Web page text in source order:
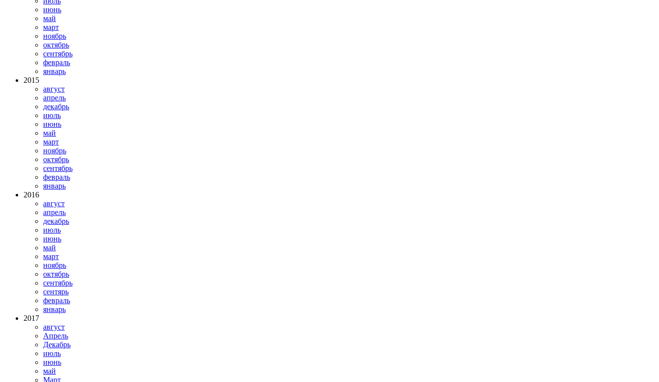
июнь
май
март
ноябрь
октябрь
сентябрь
февраль
январь
2015
август
апрель
декабрь
июль
июнь
май
март
ноябрь
октябрь
сентябрь
февраль
январь
2016
август
апрель
декабрь
июль
июнь
май
март
ноябрь
октябрь
сентябрь
сентярь
февраль
январь
2017
август
Апрель
Декабрь
июль
июнь
май
Март